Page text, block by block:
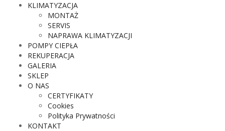
KLIMATYZACJA
MONTAŻ
SERVIS
NAPRAWA KLIMATYZACJI
POMPY CIEPŁA
REKUPERACJA
GALERIA
SKLEP
O NAS
CERTYFIKATY
Cookies
Polityka Prywatności
KONTAKT